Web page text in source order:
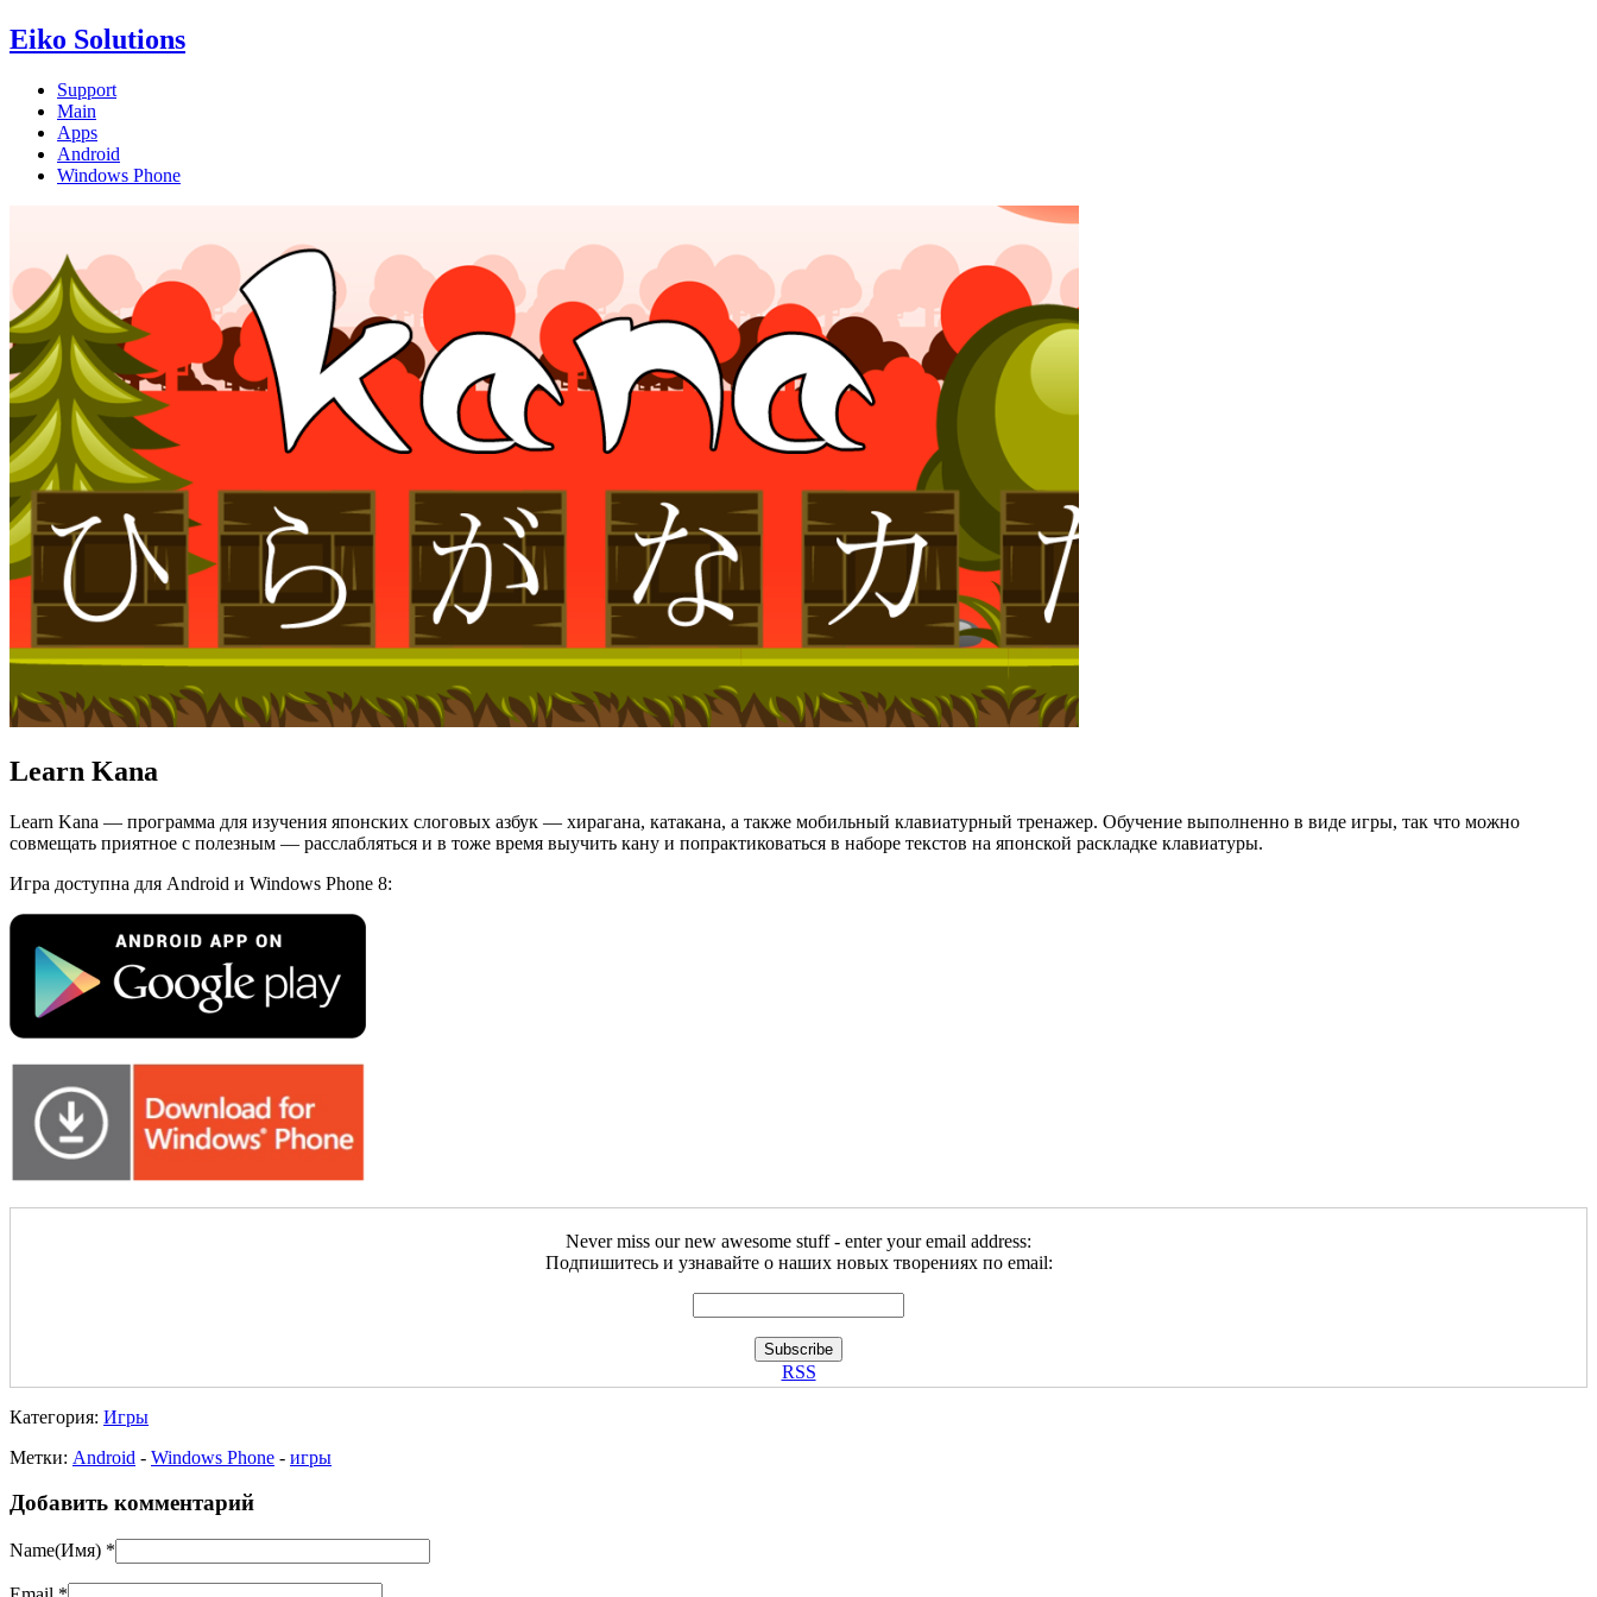
Eiko Solutions
Support
Main
Apps
Android
Windows Phone
Learn Kana
Learn Kana — программа для изучения японских слоговых азбук — хирагана, катакана, а также мобильный клавиатурный тренажер. Обучение выполненно в виде игры, так что можно
совмещать приятное с полезным — расслабляться и в тоже время выучить кану и попрактиковаться в наборе текстов на японской раскладке клавиатуры.
Игра доступна для Android и Windows Phone 8:
Never miss our new awesome stuff - enter your email address:
Подпишитесь и узнавайте о наших новых творениях по email:
RSS
Категория: Игры
Метки: Android - Windows Phone - игры
Добавить комментарий
Name(Имя) *